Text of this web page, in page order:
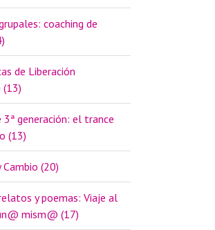
coaching de
de Liberación
(13)
3ª generación: el trance
(13)
(20)
y poemas: Viaje al
mism@ (17)